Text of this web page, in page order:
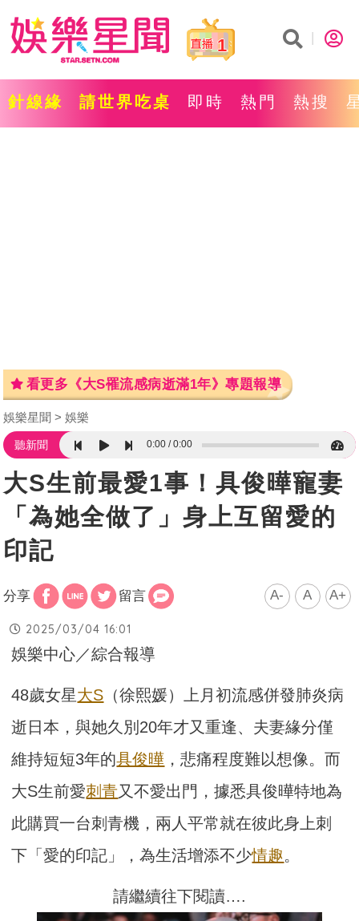
1
針線緣 請世界吃桌 即時 熱門 熱搜
看更多《大S罹流感病逝滿1年》專題報導
娛樂星聞 娛樂
聽新聞 0:00 0:00
大S生前最愛1事！具俊曄寵妻
「為她全做了」身上互留愛的
印記
分享 留言 A- A A+
2025/03/04 16:01
娛樂中心／綜合報導
48歲女星大S （徐熙媛）上月初流感併發肺炎病
逝日本，與她久別20年才又重逢、夫妻緣分僅
維持短短3年的具俊曄 ，悲痛程度難以想像。而
大S生前愛刺青又不愛出門，據悉具俊曄特地為
此購買一台刺青機，兩人平常就在彼此身上刺
下「愛的印記」，為生活增添不少情趣。
請繼續往下閱讀….